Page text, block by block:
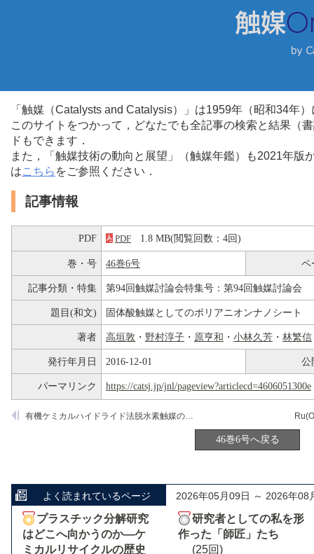
「触媒（Catalysts and Catalysis）」は1959年（昭和34年
このサイトをつかって，どなたでも全記事の検索と結果（
ドもできます．
また，「触媒技術の動向と展望」（触媒年鑑）も2021年
はこちら をご参照ください．
記事情報
PDF PDF 1.8 MB(閲覧回数：4回)
巻・号 46巻6号 ペ
記事分類・特集 第94回触媒討論会特集号：第94回触媒討論会
題目(和文) 固体酸触媒としてのポリアニオンナノシート
著者 高垣敦 ・ 野村淳子 ・ 原亨和 ・ 小林久芳 ・ 林繁信
発行年月日 2016-12-01 公
パーマリンク https://catsj.jp/jnl/pageview?articlecd=4606051300e
有機ケミカルハイドライド法脱水素触媒の開発
46巻6号へ戻る
よく読まれているページ 2026年05月09日 ～ 2026年08
プラスチック分解研究
はどこへ向かうのか―ケ
ミカルリサイクルの歴史
研究者としての私を形
作った「師匠」たち
(25回)